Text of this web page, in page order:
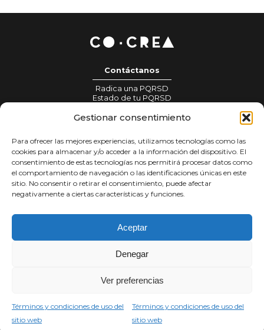
Gestionar consentimiento
Para ofrecer las mejores experiencias, utilizamos tecnologías como las
cookies para almacenar y/o acceder a la información del dispositivo. El
consentimiento de estas tecnologías nos permitirá procesar datos como
el comportamiento de navegación o las identificaciones únicas en este
sitio. No consentir o retirar el consentimiento, puede afectar
negativamente a ciertas características y funciones.
Aceptar
Denegar
Ver preferencias
Términos y condiciones de uso del
sitio web
Términos y condiciones de uso del
sitio web
Contáctanos
Radica una PQRSD
Estado de tu PQRSD
Información para prensa:
Notificaciones judiciales:
notificacionesjudiciales@colombiacrea.org
Tratamiento de datos
Política de privacidad
Carrera 9 #77 - 67 · Edificio Torre Unika · Oficina 203
© 2026